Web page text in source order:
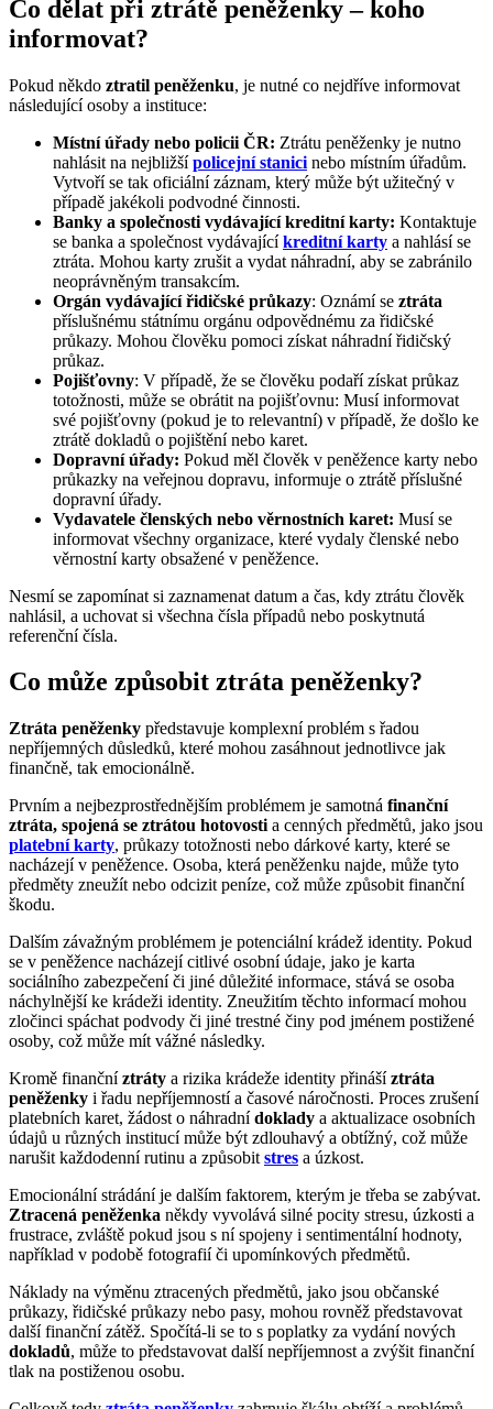
Co dělat při ztrátě peněženky – koho
informovat?
Pokud někdo ztratil peněženku, je nutné co nejdříve informovat
následující osoby a instituce:
Místní úřady nebo policii ČR: Ztrátu peněženky je nutno
nahlásit na nejbližšípolicejní stanici nebo místním úřadům.
Vytvoří se tak oficiální záznam, který může být užitečný v
případě jakékoli podvodné činnosti.
Banky a společnosti vydávající kreditní karty: Kontaktuje
se banka a společnost vydávajícíkreditní karty a nahlásí se
ztráta. Mohou karty zrušit a vydat náhradní, aby se zabránilo
neoprávněným transakcím.
Orgán vydávající řidičské průkazy: Oznámí se ztráta
příslušnému státnímu orgánu odpovědnému za řidičské
průkazy. Mohou člověku pomoci získat náhradní řidičský
průkaz.
Pojišťovny: V případě, že se člověku podaří získat průkaz
totožnosti, může se obrátit na pojišťovnu: Musí informovat
své pojišťovny (pokud je to relevantní) v případě, že došlo ke
ztrátě dokladů o pojištění nebo karet.
Dopravní úřady: Pokud měl člověk v peněžence karty nebo
průkazky na veřejnou dopravu, informuje o ztrátě příslušné
dopravní úřady.
Vydavatele členských nebo věrnostních karet: Musí se
informovat všechny organizace, které vydaly členské nebo
věrnostní karty obsažené v peněžence.
Nesmí se zapomínat si zaznamenat datum a čas, kdy ztrátu člověk
nahlásil, a uchovat si všechna čísla případů nebo poskytnutá
referenční čísla.
Co může způsobit ztráta peněženky?
Ztráta peněženky představuje komplexní problém s řadou
nepříjemných důsledků, které mohou zasáhnout jednotlivce jak
finančně, tak emocionálně.
Prvním a nejbezprostřednějším problémem je samotná finanční
ztráta, spojená se ztrátou hotovosti a cenných předmětů, jako jsou
platební karty, průkazy totožnosti nebo dárkové karty, které se
nacházejí v peněžence. Osoba, která peněženku najde, může tyto
předměty zneužít nebo odcizit peníze, což může způsobit finanční
škodu.
Dalším závažným problémem je potenciální krádež identity. Pokud
se v peněžence nacházejí citlivé osobní údaje, jako je karta
sociálního zabezpečení či jiné důležité informace, stává se osoba
náchylnější ke krádeži identity. Zneužitím těchto informací mohou
zločinci spáchat podvody či jiné trestné činy pod jménem postižené
osoby, což může mít vážné následky.
Kromě finančníztráty a rizika krádeže identity přinášíztráta
peněženky i řadu nepříjemností a časové náročnosti. Proces zrušení
platebních karet, žádost o náhradnídoklady a aktualizace osobních
údajů u různých institucí může být zdlouhavý a obtížný, což může
narušit každodenní rutinu a způsobit stres a úzkost.
Emocionální strádání je dalším faktorem, kterým je třeba se zabývat.
Ztracená peněženka někdy vyvolává silné pocity stresu, úzkosti a
frustrace, zvláště pokud jsou s ní spojeny i sentimentální hodnoty,
například v podobě fotografií či upomínkových předmětů.
Náklady na výměnu ztracených předmětů, jako jsou občanské
průkazy, řidičské průkazy nebo pasy, mohou rovněž představovat
další finanční zátěž. Spočítá-li se to s poplatky za vydání nových
dokladů, může to představovat další nepříjemnost a zvýšit finanční
tlak na postiženou osobu.